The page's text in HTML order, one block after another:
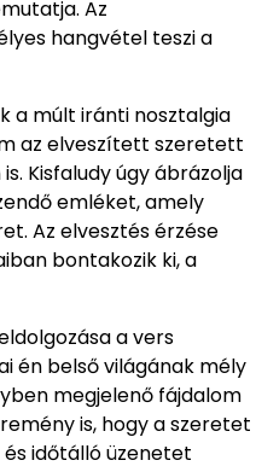
Az
hangvétel teszi a
a múlt iránti nosztalgia
az elveszített szeretett
Kisfaludy úgy ábrázolja
emléket, amely
Az elvesztés érzése
bontakozik ki, a
a vers
én belső világának mély
megjelenő fájdalom
is, hogy a szeretet
időtálló üzenetet